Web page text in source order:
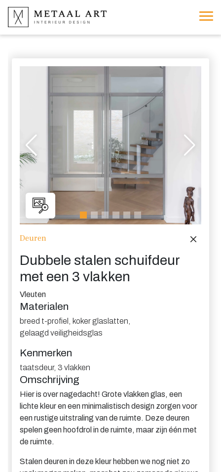
Deuren
Dubbele stalen schuifdeur
met een 3 vlakken
Vleuten
Materialen
breed t-profiel koker glaslatten
gelaagd veiligheidsglas
Kenmerken
taatsdeur, 3 vlakken
Omschrijving
Hier is over nagedacht! Grote vlakken glas, een
lichte kleur en een minimalistisch design zorgen voor
een rustige uitstraling van de ruimte. Deze deuren
spelen geen hoofdrol in de ruimte, maar zijn één met
de ruimte.
Stalen deuren in deze kleur hebben we nog niet zo